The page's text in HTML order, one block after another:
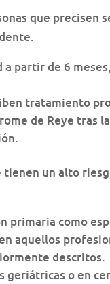
que precisen
partir de 6
tratamiento
de Reye tras
tienen un alto
primaria como
aquellos
descritos.
geriátricas o en